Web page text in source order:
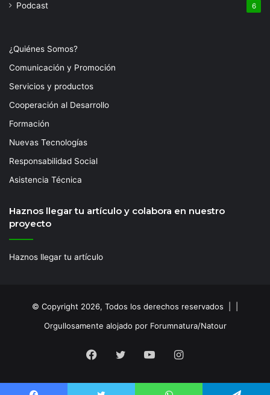
Podcast 6
¿Quiénes Somos?
Comunicación y Promoción
Servicios y productos
Cooperación al Desarrollo
Formación
Nuevas Tecnologías
Responsabilidad Social
Asistencia Técnica
Haznos llegar tu artículo y colabora en nuestro
proyecto
Haznos llegar tu artículo
© Copyright 2026, Todos los derechos reservados | |
Orgullosamente alojado por Forumnatura/Natour
Facebook
TwitterYouTubeInstagram